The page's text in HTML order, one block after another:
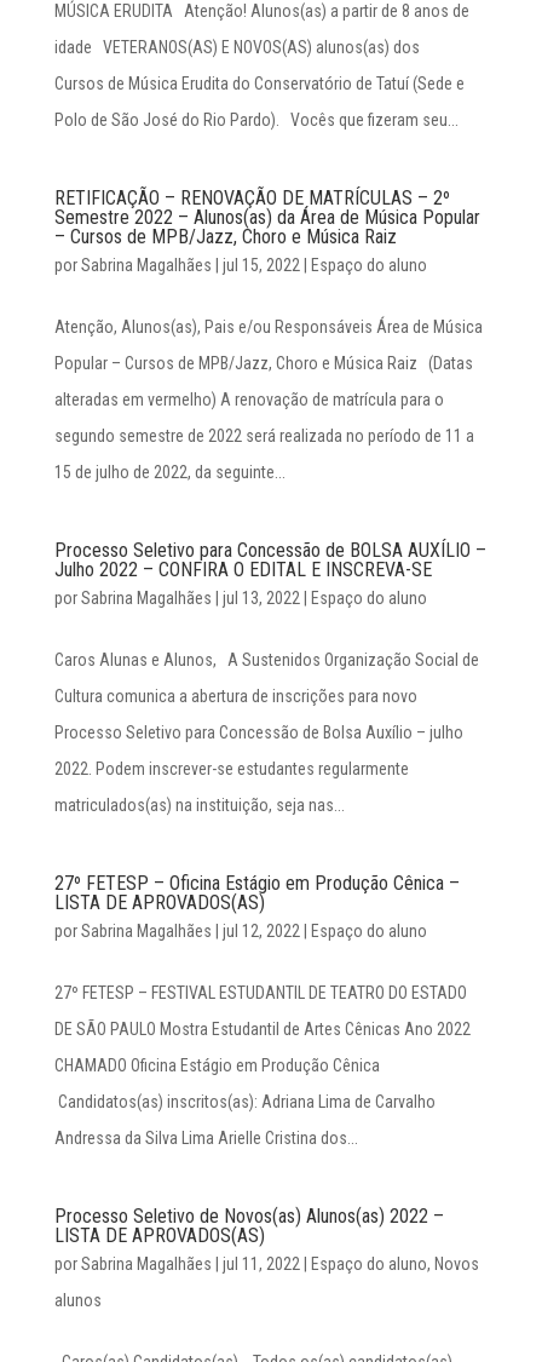
MÚSICA ERUDITA Atenção! Alunos(as) a partir de 8 anos de
idade VETERANOS(AS) E NOVOS(AS) alunos(as) dos
Cursos de Música Erudita do Conservatório de Tatuí (Sede e
Polo de São José do Rio Pardo). Vocês que fizeram seu...
RETIFICAÇÃO – RENOVAÇÃO DE MATRÍCULAS – 2º
Semestre 2022 – Alunos(as) da Área de Música Popular
– Cursos de MPB/Jazz, Choro e Música Raiz
porSabrina Magalhães jul 15, 2022 Espaço do aluno
Atenção, Alunos(as), Pais e/ou Responsáveis Área de Música
Popular – Cursos de MPB/Jazz, Choro e Música Raiz (Datas
alteradas em vermelho) A renovação de matrícula para o
segundo semestre de 2022 será realizada no período de 11 a
15 de julho de 2022, da seguinte...
Processo Seletivo para Concessão de BOLSA AUXÍLIO –
Julho 2022 – CONFIRA O EDITAL E INSCREVA-SE
porSabrina Magalhães jul 13, 2022 Espaço do aluno
Caros Alunas e Alunos, A Sustenidos Organização Social de
Cultura comunica a abertura de inscrições para novo
Processo Seletivo para Concessão de Bolsa Auxílio – julho
2022. Podem inscrever-se estudantes regularmente
matriculados(as) na instituição, seja nas...
27º FETESP – Oficina Estágio em Produção Cênica –
LISTA DE APROVADOS(AS)
porSabrina Magalhães jul 12, 2022 Espaço do aluno
27º FETESP – FESTIVAL ESTUDANTIL DE TEATRO DO ESTADO
DE SÃO PAULO Mostra Estudantil de Artes Cênicas Ano 2022
CHAMADO Oficina Estágio em Produção Cênica
Candidatos(as) inscritos(as): Adriana Lima de Carvalho
Andressa da Silva Lima Arielle Cristina dos...
Processo Seletivo de Novos(as) Alunos(as) 2022 –
LISTA DE APROVADOS(AS)
porSabrina Magalhães jul 11, 2022 Espaço do aluno, Novos
alunos